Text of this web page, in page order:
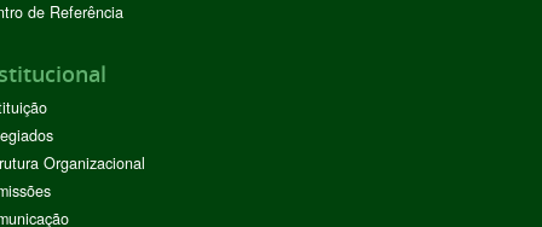
de Referência
Organizacional